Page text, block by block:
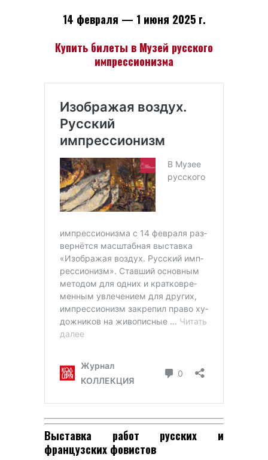
14 февраля — 1 июня 2025 г.
Купить билеты в Музей русского
импрессионизма
Выставка работ русских и
французских фовистов